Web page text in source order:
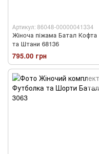
Артикул: 86048-00000041334
Жіноча піжама Батал Кофта
та Штани 68136
795.00 грн